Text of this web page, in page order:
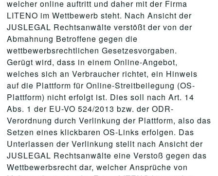
welcher online auftritt und daher mit der Firma
LITENO im Wettbewerb steht. Nach Ansicht der
JUSLEGAL Rechtsanwälte verstößt der von der
Abmahnung Betroffene gegen die
wettbewerbsrechtlichen Gesetzesvorgaben.
Gerügt wird, dass in einem Online-Angebot,
welches sich an Verbraucher richtet, ein Hinweis
auf die Plattform für Online-Streitbeilegung (OS-
Plattform) nicht erfolgt ist. Dies soll nach Art. 14
Abs. 1 der EU-VO 524/2013 bzw. der ODR-
Verordnung durch Verlinkung der Plattform, also das
Setzen eines klickbaren OS-Links erfolgen. Das
Unterlassen der Verlinkung stellt nach Ansicht der
JUSLEGAL Rechtsanwälte eine Verstoß gegen das
Wettbewerbsrecht dar, welcher Ansprüche von